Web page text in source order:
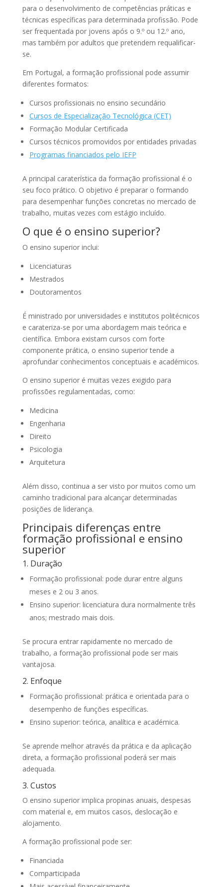
para o desenvolvimento de competências práticas e
técnicas específicas para determinada profissão. Pode
ser frequentada por jovens após o 9.º ou 12.º ano,
mas também por adultos que pretendem requalificar-
se.
Em Portugal, a formação profissional pode assumir
diferentes formatos:
Cursos profissionais no ensino secundário
Cursos de Especialização Tecnológica (CET)
Formação Modular Certificada
Cursos técnicos promovidos por entidades privadas
Programas financiados pelo IEFP
A principal caraterística da formação profissional é o
seu foco prático. O objetivo é preparar o formando
para desempenhar funções concretas no mercado de
trabalho, muitas vezes com estágio incluído.
O que é o ensino superior?
O ensino superior inclui:
Licenciaturas
Mestrados
Doutoramentos
É ministrado por universidades e institutos politécnicos
e carateriza-se por uma abordagem mais teórica e
científica. Embora existam cursos com forte
componente prática, o ensino superior tende a
aprofundar conhecimentos conceptuais e académicos.
O ensino superior é muitas vezes exigido para
profissões regulamentadas, como:
Medicina
Engenharia
Direito
Psicologia
Arquitetura
Além disso, continua a ser visto por muitos como um
caminho tradicional para alcançar determinadas
posições de liderança.
Principais diferenças entre
formação profissional e ensino
superior
1. Duração
Formação profissional: pode durar entre alguns
meses e 2 ou 3 anos.
Ensino superior: licenciatura dura normalmente três
anos; mestrado mais dois.
Se procura entrar rapidamente no mercado de
trabalho, a formação profissional pode ser mais
vantajosa.
2. Enfoque
Formação profissional: prática e orientada para o
desempenho de funções específicas.
Ensino superior: teórica, analítica e académica.
Se aprende melhor através da prática e da aplicação
direta, a formação profissional poderá ser mais
adequada.
3. Custos
O ensino superior implica propinas anuais, despesas
com material e, em muitos casos, deslocação e
alojamento.
A formação profissional pode ser:
Financiada
Comparticipada